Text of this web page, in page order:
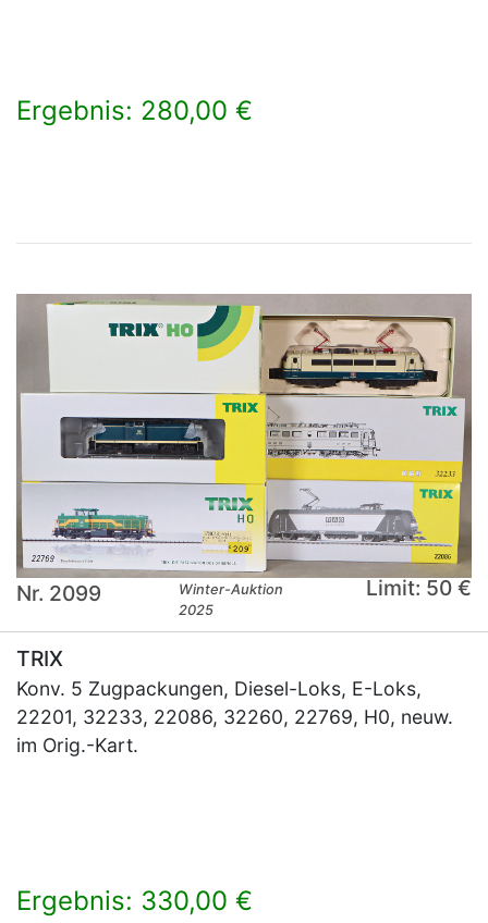
Ergebnis: 280,00 €
Nr. 2099
Winter-Auktion
2025
Limit: 50 €
TRIX
Konv. 5 Zugpackungen, Diesel-Loks, E-Loks,
22201, 32233, 22086, 32260, 22769, H0, neuw.
im Orig.-Kart.
Ergebnis: 330,00 €